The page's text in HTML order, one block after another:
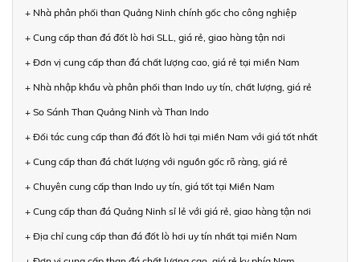
+ Nhà phân phối than Quảng Ninh chính gốc cho công nghiệp
+ Cung cấp than đá đốt lò hơi SLL, giá rẻ, giao hàng tận nơi
+ Đơn vị cung cấp than đá chất lượng cao, giá rẻ tại miền Nam
+ Nhà nhập khẩu và phân phối than Indo uy tín, chất lượng, giá rẻ
+ So Sánh Than Quảng Ninh và Than Indo
+ Đối tác cung cấp than đá đốt lò hơi tại miền Nam với giá tốt nhất
+ Cung cấp than đá chất lượng với nguồn gốc rõ ràng, giá rẻ
+ Chuyên cung cấp than Indo uy tín, giá tốt tại Miền Nam
+ Cung cấp than đá Quảng Ninh sỉ lẻ với giá rẻ, giao hàng tận nơi
+ Địa chỉ cung cấp than đá đốt lò hơi uy tín nhất tại miền Nam